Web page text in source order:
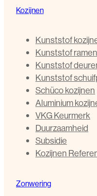
Kozijnen
Kunststof
Kunststof ramen
Kunststof
Kunststof
Schüco kozijnen
Aluminium
VKG Keurmerk
Duurzaamheid
Subsidie
Kozijnen
Zonwering